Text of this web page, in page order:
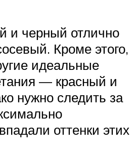
и черный отлично
Кроме этого,
идеальные
— красный и
нужно следить за
оттенки этих